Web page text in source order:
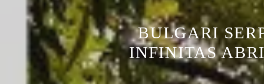
BULGARI
INFINITAS